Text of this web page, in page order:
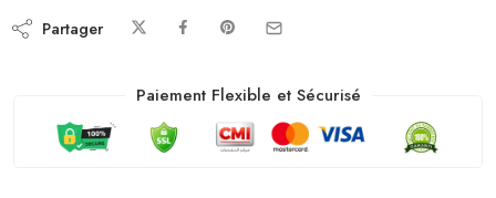
Partager
Paiement Flexible et Sécurisé